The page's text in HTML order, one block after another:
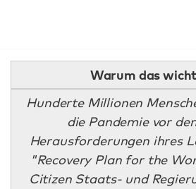
Warum das
Hunderte Millionen
die Pandemie vor
Herausforderungen ihres
"Recovery Plan for the
Citizen Staats- und